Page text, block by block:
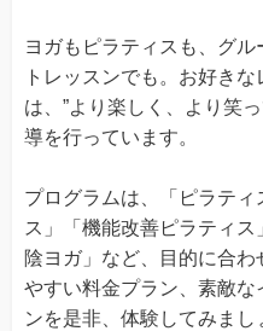
ヨガもピラティスも、グ
トレッスンでも。お好き
は、”より楽しく、より笑
導を行っています。
プログラムは、「ピラテ
ス」「機能改善ピラティ
陰ヨガ」など、目的に合
やすい料金プラン、素敵
ンを是非、体験してみまし